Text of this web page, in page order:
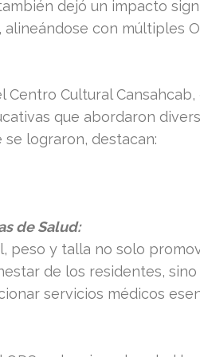
dejó un impacto
con múltiples
Centro Cultural
que abordaron
lograron, destacan:
de Salud:
peso y talla no solo
de los residentes,
servicios médicos